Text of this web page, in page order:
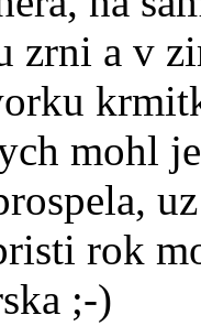
zrni a v
mohl
rok
;-)